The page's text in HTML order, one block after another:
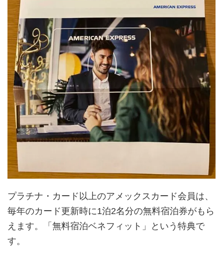
プラチナ・カード以上のアメックスカード会員は、
毎年のカード更新時に1泊2名分の無料宿泊券がもら
えます。「無料宿泊ベネフィット」という特典で
す。